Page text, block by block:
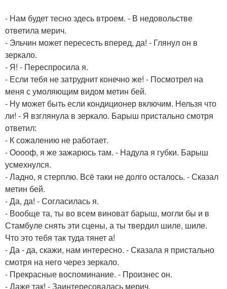
- Нам будет тесно здесь втроем. - В недовольстве
ответила мерич.
- Эльчин может пересесть вперед, да! - Глянул он в
зеркало.
- Я! - Переспросила я.
- Если тебя не затруднит конечно же! - Посмотрел на
меня с умоляющим видом метин бей.
- Ну может быть если кондиционер включим. Нельзя что
ли! - Я взглянула в зеркало. Барыш пристально смотря
ответил:
- К сожалению не работает.
- Ооооф, я же зажарюсь там. - Надула я губки. Барыш
усмехнулся.
- Ладно, я стерплю. Всё таки не долго осталось. - Сказал
метин бей.
- Да, да! - Согласилась я.
- Вообще та, ты во всем виноват барыш, могли бы и в
Стамбуле снять эти сцены, а ты твердил шиле, шиле.
Что это тебя так туда тянет а!
- Да - да, скажи, нам интересно. - Сказала я пристально
смотря на него через зеркало.
- Прекрасные воспоминание. - Произнес он.
- Даже так! - Заинтересовалась мерич.